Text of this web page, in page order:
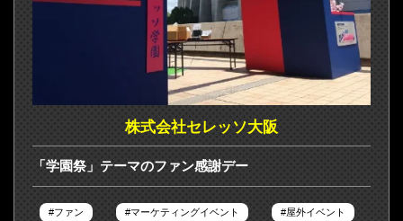
株式会社セレッソ大阪
「学園祭」テーマのファン感謝デー
ファン マーケティングイベント 屋外イベント